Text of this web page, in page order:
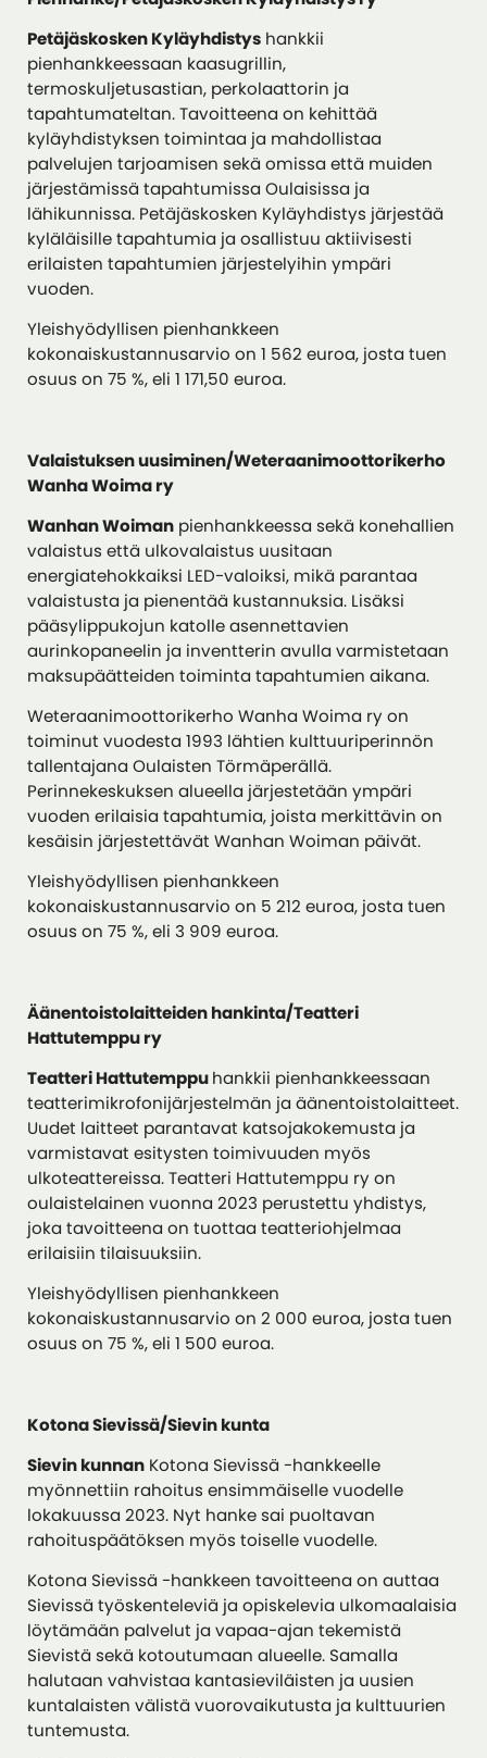
Petäjäskosken Kyläyhdistys hankkii
pienhankkeessaan kaasugrillin,
termoskuljetusastian, perkolaattorin ja
tapahtumateltan. Tavoitteena on kehittää
kyläyhdistyksen toimintaa ja mahdollistaa
palvelujen tarjoamisen sekä omissa että muiden
järjestämissä tapahtumissa Oulaisissa ja
lähikunnissa. Petäjäskosken Kyläyhdistys järjestää
kyläläisille tapahtumia ja osallistuu aktiivisesti
erilaisten tapahtumien järjestelyihin ympäri
vuoden.
Yleishyödyllisen pienhankkeen
kokonaiskustannusarvio on 1 562 euroa, josta tuen
osuus on 75 %, eli 1 171,50 euroa.
Valaistuksen uusiminen/Weteraanimoottorikerho
Wanha Woima ry
Wanhan Woiman pienhankkeessa sekä konehallien
valaistus että ulkovalaistus uusitaan
energiatehokkaiksi LED-valoiksi, mikä parantaa
valaistusta ja pienentää kustannuksia. Lisäksi
pääsylippukojun katolle asennettavien
aurinkopaneelin ja inventterin avulla varmistetaan
maksupäätteiden toiminta tapahtumien aikana.
Weteraanimoottorikerho Wanha Woima ry on
toiminut vuodesta 1993 lähtien kulttuuriperinnön
tallentajana Oulaisten Törmäperällä.
Perinnekeskuksen alueella järjestetään ympäri
vuoden erilaisia tapahtumia, joista merkittävin on
kesäisin järjestettävät Wanhan Woiman päivät.
Yleishyödyllisen pienhankkeen
kokonaiskustannusarvio on 5 212 euroa, josta tuen
osuus on 75 %, eli 3 909 euroa.
Äänentoistolaitteiden hankinta/Teatteri
Hattutemppu ry
Teatteri Hattutemppuhankkii pienhankkeessaan
teatterimikrofonijärjestelmän ja äänentoistolaitteet.
Uudet laitteet parantavat katsojakokemusta ja
varmistavat esitysten toimivuuden myös
ulkoteattereissa. Teatteri Hattutemppu ry on
oulaistelainen vuonna 2023 perustettu yhdistys,
joka tavoitteena on tuottaa teatteriohjelmaa
erilaisiin tilaisuuksiin.
Yleishyödyllisen pienhankkeen
kokonaiskustannusarvio on 2 000 euroa, josta tuen
osuus on 75 %, eli 1 500 euroa.
Kotona Sievissä/Sievin kunta
Sievin kunnan Kotona Sievissä -hankkeelle
myönnettiin rahoitus ensimmäiselle vuodelle
lokakuussa 2023. Nyt hanke sai puoltavan
rahoituspäätöksen myös toiselle vuodelle.
Kotona Sievissä -hankkeen tavoitteena on auttaa
Sievissä työskenteleviä ja opiskelevia ulkomaalaisia
löytämään palvelut ja vapaa-ajan tekemistä
Sievistä sekä kotoutumaan alueelle. Samalla
halutaan vahvistaa kantasieviläisten ja uusien
kuntalaisten välistä vuorovaikutusta ja kulttuurien
tuntemusta.